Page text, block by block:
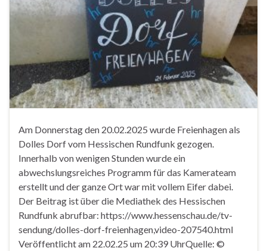
Am Donnerstag den 20.02.2025 wurde Freienhagen als
Dolles Dorf vom Hessischen Rundfunk gezogen.
Innerhalb von wenigen Stunden wurde ein
abwechslungsreiches Programm für das Kamerateam
erstellt und der ganze Ort war mit vollem Eifer dabei.
Der Beitrag ist über die Mediathek des Hessischen
Rundfunk abrufbar: https://www.hessenschau.de/tv-
sendung/dolles-dorf-freienhagen,video-207540.html
Veröffentlicht am 22.02.25 um 20:39 UhrQuelle: ©